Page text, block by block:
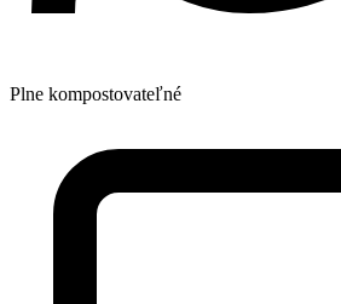
Plne kompostovateľné